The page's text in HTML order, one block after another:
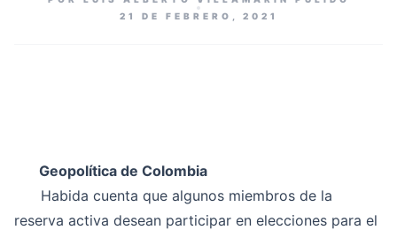
21 DE FEBRERO, 2021
Geopolítica de Colombia
Habida cuenta que algunos miembros de la
reserva activa desean participar en elecciones para el